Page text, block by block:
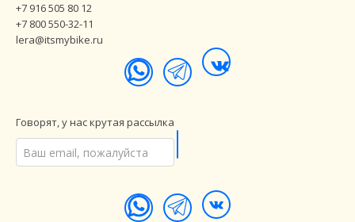
+7 916 505 80 12
+7 800 550-32-11
lera@itsmybike.ru
Говорят, у нас крутая рассылка